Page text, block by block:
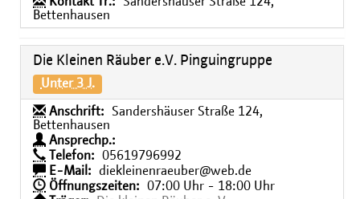
Bettenhausen
Die Kleinen Räuber e.V. Pinguingruppe
Unter 3 J.
Anschrift:
Sandershäuser Straße 124,
Bettenhausen
Ansprechp.:
Telefon:
05619796992
E-Mail:
diekleinenraeuber@web.de
Öffnungszeiten:
07:00 Uhr - 18:00 Uhr